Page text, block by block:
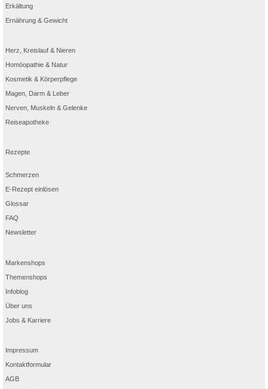
Erkältung
Ernährung & Gewicht
Herz, Kreislauf & Nieren
Homöopathie & Natur
Kosmetik & Körperpflege
Magen, Darm & Leber
Nerven, Muskeln & Gelenke
Reiseapotheke
Rezepte
Schmerzen
E-Rezept einlösen
Glossar
FAQ
Newsletter
Markenshops
Themenshops
Infoblog
Über uns
Jobs & Karriere
Impressum
Kontaktformular
AGB